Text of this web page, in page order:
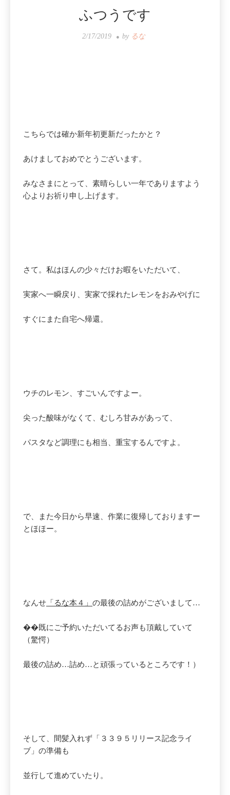
ふつうです
2/17/2019 by るな
こちらでは確か新年初更新だったかと？
あけましておめでとうございます。
みなさまにとって、素晴らしい一年でありますよう
心よりお祈り申し上げます。
さて。私はほんの少々だけお暇をいただいて、
実家へ一瞬戻り、実家で採れたレモンをおみやげに
すぐにまた自宅へ帰還。
ウチのレモン、すごいんですよー。
尖った酸味がなくて、むしろ甘みがあって、
パスタなど調理にも相当、重宝するんですよ。
で、また今日から早速、作業に復帰しておりますー
とほほー。
なんせ 「るな本４」 の最後の詰めがございまして…
��既にご予約いただいてるお声も頂戴していて
（驚愕）
最後の詰め…詰め…と頑張っているところです！）
そして、間髪入れず「３３９５リリース記念ライ
ブ」の準備も
並行して進めていたり。